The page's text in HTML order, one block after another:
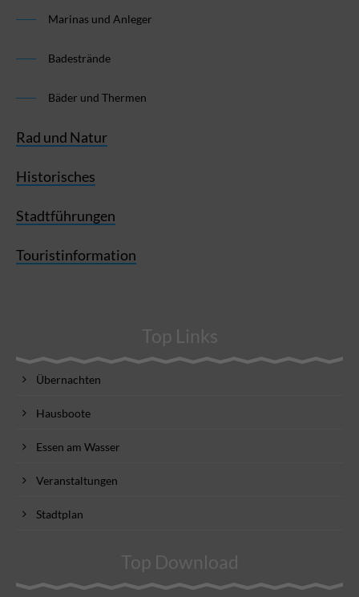
Marinas und Anleger
Badestrände
Bäder und Thermen
Rad und Natur
Historisches
Stadtführungen
Touristinformation
Top Links
Übernachten
Hausboote
Essen am Wasser
Veranstaltungen
Stadtplan
Top Download